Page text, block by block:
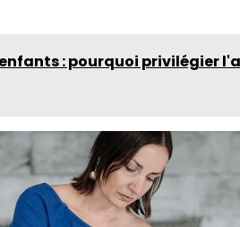
: pourquoi privilégier